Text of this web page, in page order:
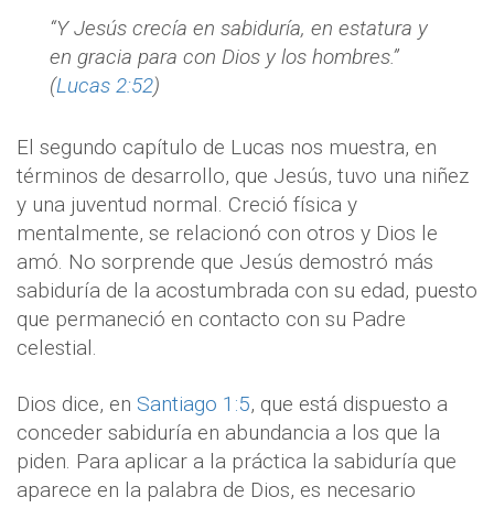
“Y Jesús crecía en sabiduría, en estatura y
en gracia para con Dios y los hombres.”
(Lucas 2:52)
El segundo capítulo de Lucas nos muestra, en
términos de desarrollo, que Jesús, tuvo una niñez
y una juventud normal. Creció física y
mentalmente, se relacionó con otros y Dios le
amó. No sorprende que Jesús demostró más
sabiduría de la acostumbrada con su edad, puesto
que permaneció en contacto con su Padre
celestial.
Dios dice, en Santiago 1:5, que está dispuesto a
conceder sabiduría en abundancia a los que la
piden. Para aplicar a la práctica la sabiduría que
aparece en la palabra de Dios, es necesario